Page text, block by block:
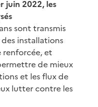
juin 2022, les
sont transmis
installations
renforcée, et
de mieux
et les flux de
lutter contre les